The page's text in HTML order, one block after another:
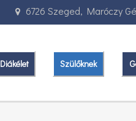
6726 Szeged, Maróczy
Diákélet Szülőknek